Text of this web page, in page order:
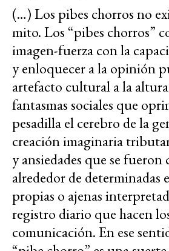
(…) Los pibes chorros no
mito. Los “pibes chorros”
imagen-fuerza con la
y enloquecer a la opinión
artefacto cultural a la
fantasmas sociales que
pesadilla el cerebro de la
creación imaginaria
y ansiedades que se
alrededor de determinadas
propias o ajenas
registro diario que hacen
comunicación. En ese